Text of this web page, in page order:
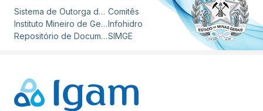
Sistema de Outorga de Direito de Uso de Recursos Hídricos – SOUT
Instituto Mineiro de Gestão das Águas
Repositório de Documentos
Comitês
Infohidro
SIMGE